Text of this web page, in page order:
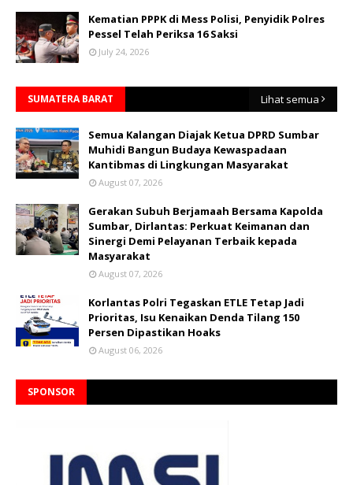
Kematian PPPK di Mess Polisi, Penyidik Polres
Pessel Telah Periksa 16 Saksi
July 24, 2026
SUMATERA BARAT Lihat semua
Semua Kalangan Diajak Ketua DPRD Sumbar
Muhidi Bangun Budaya Kewaspadaan
Kantibmas di Lingkungan Masyarakat
August 07, 2026
Gerakan Subuh Berjamaah Bersama Kapolda
Sumbar, Dirlantas: Perkuat Keimanan dan
Sinergi Demi Pelayanan Terbaik kepada
Masyarakat
August 07, 2026
Korlantas Polri Tegaskan ETLE Tetap Jadi
Prioritas, Isu Kenaikan Denda Tilang 150
Persen Dipastikan Hoaks
August 06, 2026
SPONSOR